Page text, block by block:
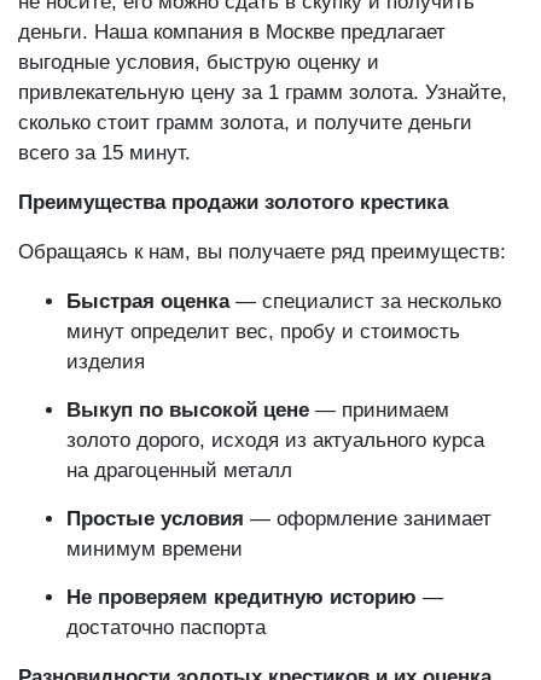
не носите, его можно сдать в скупку и получить
деньги. Наша компания в Москве предлагает
выгодные условия, быструю оценку и
привлекательную цену за 1 грамм золота. Узнайте,
сколько стоит грамм золота, и получите деньги
всего за 15 минут.
Преимущества продажи золотого крестика
Обращаясь к нам, вы получаете ряд преимуществ:
Быстрая оценка
— специалист за несколько
минут определит вес, пробу и стоимость
изделия
Выкуп по высокой цене
— принимаем
золото дорого, исходя из актуального курса
на драгоценный металл
Простые условия
— оформление занимает
минимум времени
Не проверяем кредитную историю
достаточно паспорта